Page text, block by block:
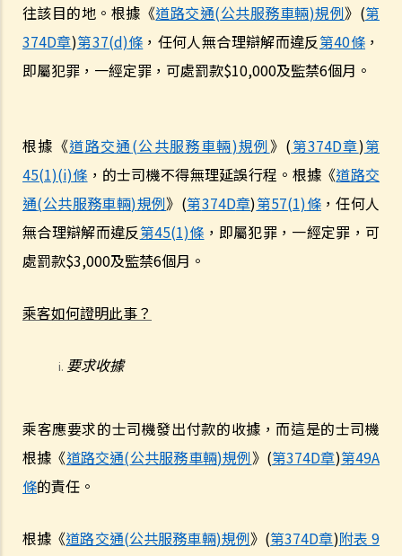
往該目的地。根據《道路交通(公共服務車輛)規例》 (第
374D章)第37(d)條 ，任何人無合理辯解而違反第40條 ，
即屬犯罪，一經定罪，可處罰款$10,000及監禁6個月。
根據《道路交通(公共服務車輛)規例》 (第374D章)第
45(1)(i)條 ，的士司機不得無理延誤行程。根據《道路交
通(公共服務車輛)規例》 (第374D章)第57(1)條，任何人
無合理辯解而違反第45(1)條 ，即屬犯罪，一經定罪，可
處罰款$3,000及監禁6個月。
乘客如何證明此事？
要求收據
乘客應要求的士司機發出付款的收據，而這是的士司機
根據《道路交通(公共服務車輛)規例》 (第374D章)第49A
條的責任。
根據《道路交通(公共服務車輛)規例》 (第374D章)附表 9
b. 蓄意衝紅燈
c. 嚴重超速
d. 駕駛超載的車輛
界線，撞上一輛停在對面行車線路旁的車輛。R女士被控危險駕駛。她
辯稱視線被樹木阻擋，以致看不到紅燈，她當時已竭盡所能控制車輛，
無奈車輛仍然失控衝過對面行車線。假設R女士所言屬實，她可以脫罪
嗎？
判決摘要：發生交通意外導致財物損毀，甚至造成人命傷亡的嚴重後
5. 判刑
b. 涉及酒類或藥物的危險駕駛
b. 「沒有能力妥當地控制該汽車」
2. 進行呼氣測試及提供樣本以作分析的責任